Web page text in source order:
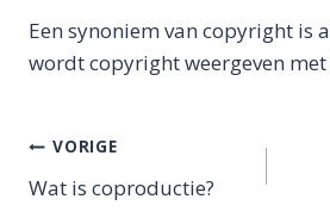
Een synoniem van copyright is
wordt copyright weergeven
Bericht
navigatie
VORIGE
Wat is coproductie?